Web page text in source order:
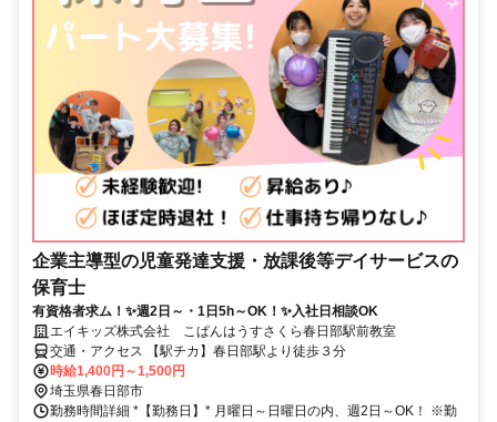
企業主導型の児童発達支援・放課後等デイサービスの
保育士
有資格者求ム！✨週2日～・1日5h～OK！✨入社日相談OK
エイキッズ株式会社 こぱんはうすさくら春日部駅前教室
交通・アクセス 【駅チカ】春日部駅より徒歩３分
時給1,400円～1,500円
埼玉県春日部市
勤務時間詳細 *【勤務日】* 月曜日～日曜日の内、週2日～OK！ ※勤